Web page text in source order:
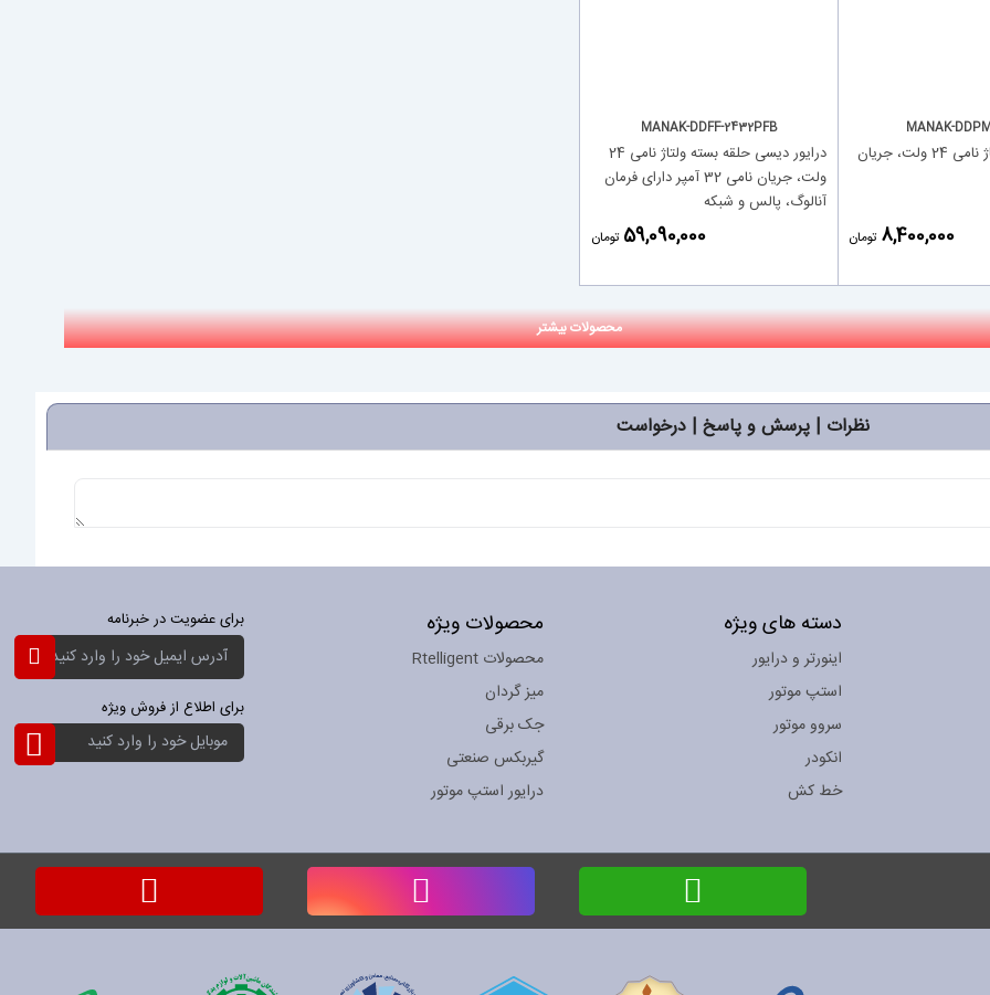
MANAK-
درایور دیسی ولتاژ نامی 24 ولت، جریان
‎8,400,000 تومان
MANAK-DDFF-2432PFB
درایور دیسی حلقه بسته ولتاژ نامی 24
ولت، جریان نامی 32 آمپر دارای فرمان
آنالوگ، پالس و شبکه
‎59,090,000 تومان
محصولات بیشتر
نظرات | پرسش و پاسخ | درخواست
دسته های ویژه
اینورتر و درایور
استپ موتور
سروو موتور
انکودر
خط کش
محصولات ویژه
محصولات Rtelligent
میز گردان
جک برقی
گیربکس صنعتی
درایور استپ موتور
برای عضویت در خبرنامه
ثبت
برای
خبرنامه:
برای اطلاع از فروش ویژه
ثبت
برای